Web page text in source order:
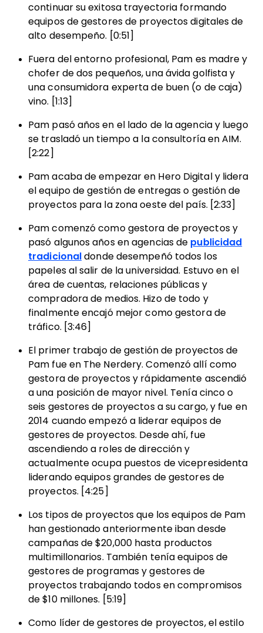
continuar su exitosa trayectoria formando
equipos de gestores de proyectos digitales de
alto desempeño. [0:51]
Fuera del entorno profesional, Pam es madre y
chofer de dos pequeños, una ávida golfista y
una consumidora experta de buen (o de caja)
vino. [1:13]
Pam pasó años en el lado de la agencia y luego
se trasladó un tiempo a la consultoría en AIM.
[2:22]
Pam acaba de empezar en Hero Digital y lidera
el equipo de gestión de entregas o gestión de
proyectos para la zona oeste del país. [2:33]
Pam comenzó como gestora de proyectos y
pasó algunos años en agencias de publicidad
tradicional donde desempeñó todos los
papeles al salir de la universidad. Estuvo en el
área de cuentas, relaciones públicas y
compradora de medios. Hizo de todo y
finalmente encajó mejor como gestora de
tráfico. [3:46]
El primer trabajo de gestión de proyectos de
Pam fue en The Nerdery. Comenzó allí como
gestora de proyectos y rápidamente ascendió
a una posición de mayor nivel. Tenía cinco o
seis gestores de proyectos a su cargo, y fue en
2014 cuando empezó a liderar equipos de
gestores de proyectos. Desde ahí, fue
ascendiendo a roles de dirección y
actualmente ocupa puestos de vicepresidenta
liderando equipos grandes de gestores de
proyectos. [4:25]
Los tipos de proyectos que los equipos de Pam
han gestionado anteriormente iban desde
campañas de $20,000 hasta productos
multimillonarios. También tenía equipos de
gestores de programas y gestores de
proyectos trabajando todos en compromisos
de $10 millones. [5:19]
Como líder de gestores de proyectos, el estilo